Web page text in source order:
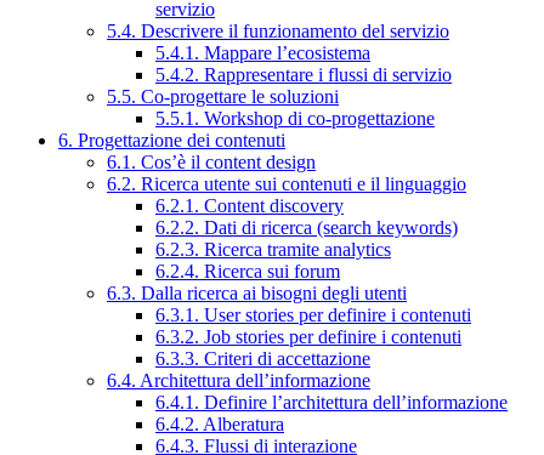
servizio
5.4. Descrivere il funzionamento del servizio
5.4.1. Mappare l’ecosistema
5.4.2. Rappresentare i flussi di servizio
5.5. Co-progettare le soluzioni
5.5.1. Workshop di co-progettazione
6. Progettazione dei contenuti
6.1. Cos’è il content design
6.2. Ricerca utente sui contenuti e il linguaggio
6.2.1. Content discovery
6.2.2. Dati di ricerca (search keywords)
6.2.3. Ricerca tramite analytics
6.2.4. Ricerca sui forum
6.3. Dalla ricerca ai bisogni degli utenti
6.3.1. User stories per definire i contenuti
6.3.2. Job stories per definire i contenuti
6.3.3. Criteri di accettazione
6.4. Architettura dell’informazione
6.4.1. Definire l’architettura dell’informazione
6.4.2. Alberatura
6.4.3. Flussi di interazione